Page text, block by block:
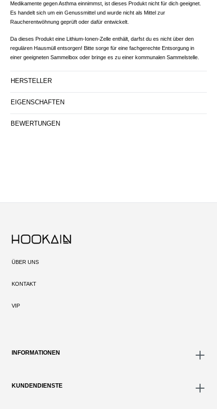
Medikamente gegen Asthma einnimmst, ist dieses Produkt nicht für dich geeignet.
Es handelt sich um ein Genussmittel und wurde nicht als Mittel zur
Raucherentwöhnung geprüft oder dafür entwickelt.
Da dieses Produkt eine Lithium-Ionen-Zelle enthält, darfst du es nicht über den
regulären Hausmüll entsorgen! Bitte sorge für eine fachgerechte Entsorgung in
einer geeigneten Sammelbox oder bringe es zu einer kommunalen Sammelstelle.
HERSTELLER
EIGENSCHAFTEN
BEWERTUNGEN
ÜBER UNS
KONTAKT
VIP
INFORMATIONEN
KUNDENDIENSTE